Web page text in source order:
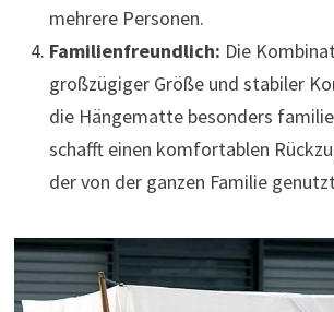
mehrere Personen.
Familienfreundlich: Die
großzügiger Größe und stabiler
die Hängematte besonders
schafft einen komfortablen
der von der ganzen Familie